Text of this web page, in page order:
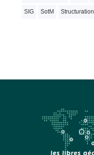
SIG SotM Structuration